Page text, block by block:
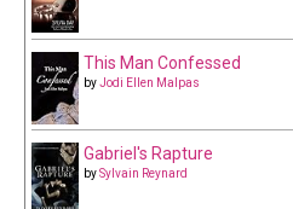
This Man Confessed
byJodi Ellen Malpas
Gabriel's Rapture
bySylvain Reynard